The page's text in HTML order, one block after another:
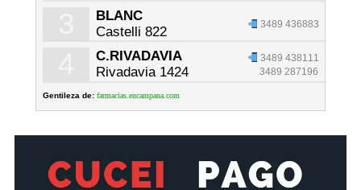
BLANC
Castelli 822
3489 436883
C.RIVADAVIA
Rivadavia 1424
3489 438111
3489 287196
Gentileza de: farmacias.encampana.com